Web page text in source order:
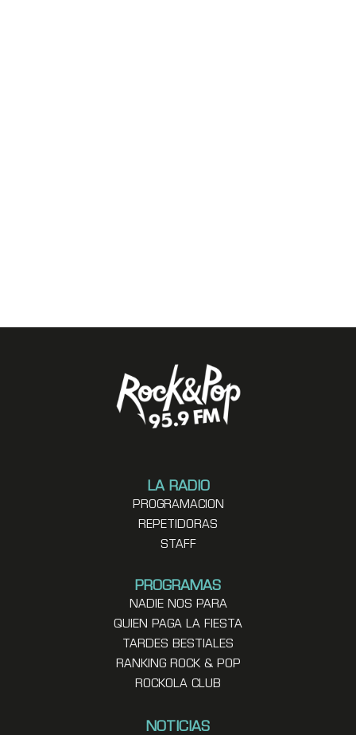
LA RADIO
PROGRAMACION
REPETIDORAS
STAFF
PROGRAMAS
NADIE NOS PARA
QUIEN PAGA LA FIESTA
TARDES BESTIALES
RANKING ROCK & POP
ROCKOLA CLUB
NOTICIAS